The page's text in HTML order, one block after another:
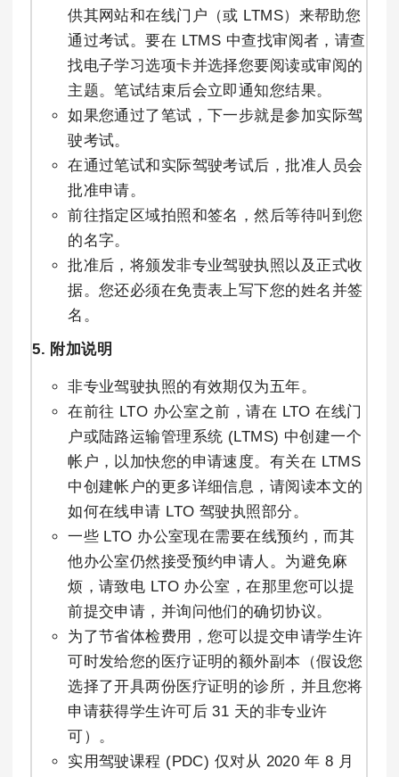
供其网站和在线门户（或 LTMS）来帮助您
通过考试。要在 LTMS 中查找审阅者，请查
找电子学习选项卡并选择您要阅读或审阅的
主题。笔试结束后会立即通知您结果。
如果您通过了笔试，下一步就是参加实际驾
驶考试。
在通过笔试和实际驾驶考试后，批准人员会
批准申请。
前往指定区域拍照和签名，然后等待叫到您
的名字。
批准后，将颁发非专业驾驶执照以及正式收
据。您还必须在免责表上写下您的姓名并签
名。
5. 附加说明
非专业驾驶执照的有效期仅为五年。
在前往 LTO 办公室之前，请在 LTO 在线门
户或陆路运输管理系统 (LTMS) 中创建一个
帐户，以加快您的申请速度。有关在 LTMS
中创建帐户的更多详细信息，请阅读本文的
如何在线申请 LTO 驾驶执照部分。
一些 LTO 办公室现在需要在线预约，而其
他办公室仍然接受预约申请人。为避免麻
烦，请致电 LTO 办公室，在那里您可以提
前提交申请，并询问他们的确切协议。
为了节省体检费用，您可以提交申请学生许
可时发给您的医疗证明的额外副本（假设您
选择了开具两份医疗证明的诊所，并且您将
申请获得学生许可后 31 天的非专业许
可）。
实用驾驶课程 (PDC) 仅对从 2020 年 8 月